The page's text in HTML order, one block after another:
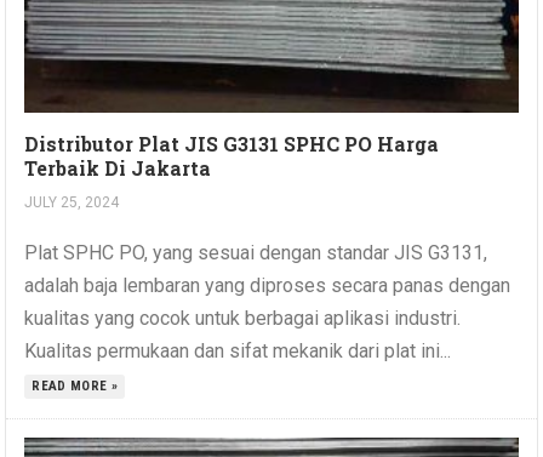
Distributor Plat JIS G3131 SPHC PO Harga
Terbaik Di Jakarta
JULY 25, 2024
Plat SPHC PO, yang sesuai dengan standar JIS G3131,
adalah baja lembaran yang diproses secara panas dengan
kualitas yang cocok untuk berbagai aplikasi industri.
Kualitas permukaan dan sifat mekanik dari plat ini...
READ MORE »